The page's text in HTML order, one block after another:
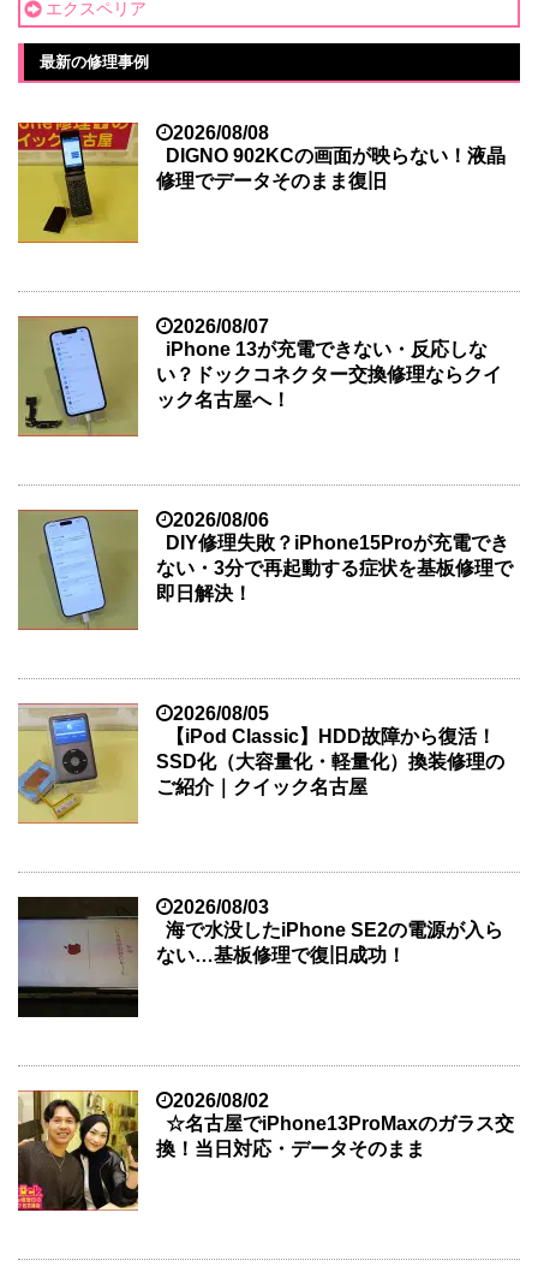
エクスペリア
最新の修理事例
2026/08/08
DIGNO 902KCの画面が映らない！液晶
修理でデータそのまま復旧
2026/08/07
iPhone 13が充電できない・反応しな
い？ドックコネクター交換修理ならクイ
ック名古屋へ！
2026/08/06
DIY修理失敗？iPhone15Proが充電でき
ない・3分で再起動する症状を基板修理で
即日解決！
2026/08/05
【iPod Classic】HDD故障から復活！
SSD化（大容量化・軽量化）換装修理の
ご紹介｜クイック名古屋
2026/08/03
海で水没したiPhone SE2の電源が入ら
ない…基板修理で復旧成功！
2026/08/02
☆名古屋でiPhone13ProMaxのガラス交
換！当日対応・データそのまま